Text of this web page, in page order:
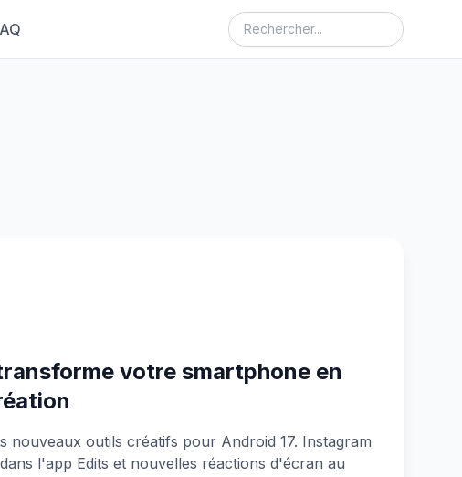
votre smartphone en
nouveaux outils créatifs pour Android 17. Instagram
l'app Edits et nouvelles réactions d'écran au